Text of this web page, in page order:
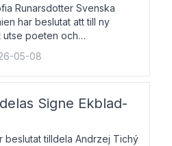
Runarsdotter Svenska
har beslutat att till ny
utse poeten och
Anna Hallberg. Hon
poeten Tua Forsström på
kommer att ta sitt inträde vid
05-08
Signe Ekblad-
beslutat tilldela Andrzej Tichý